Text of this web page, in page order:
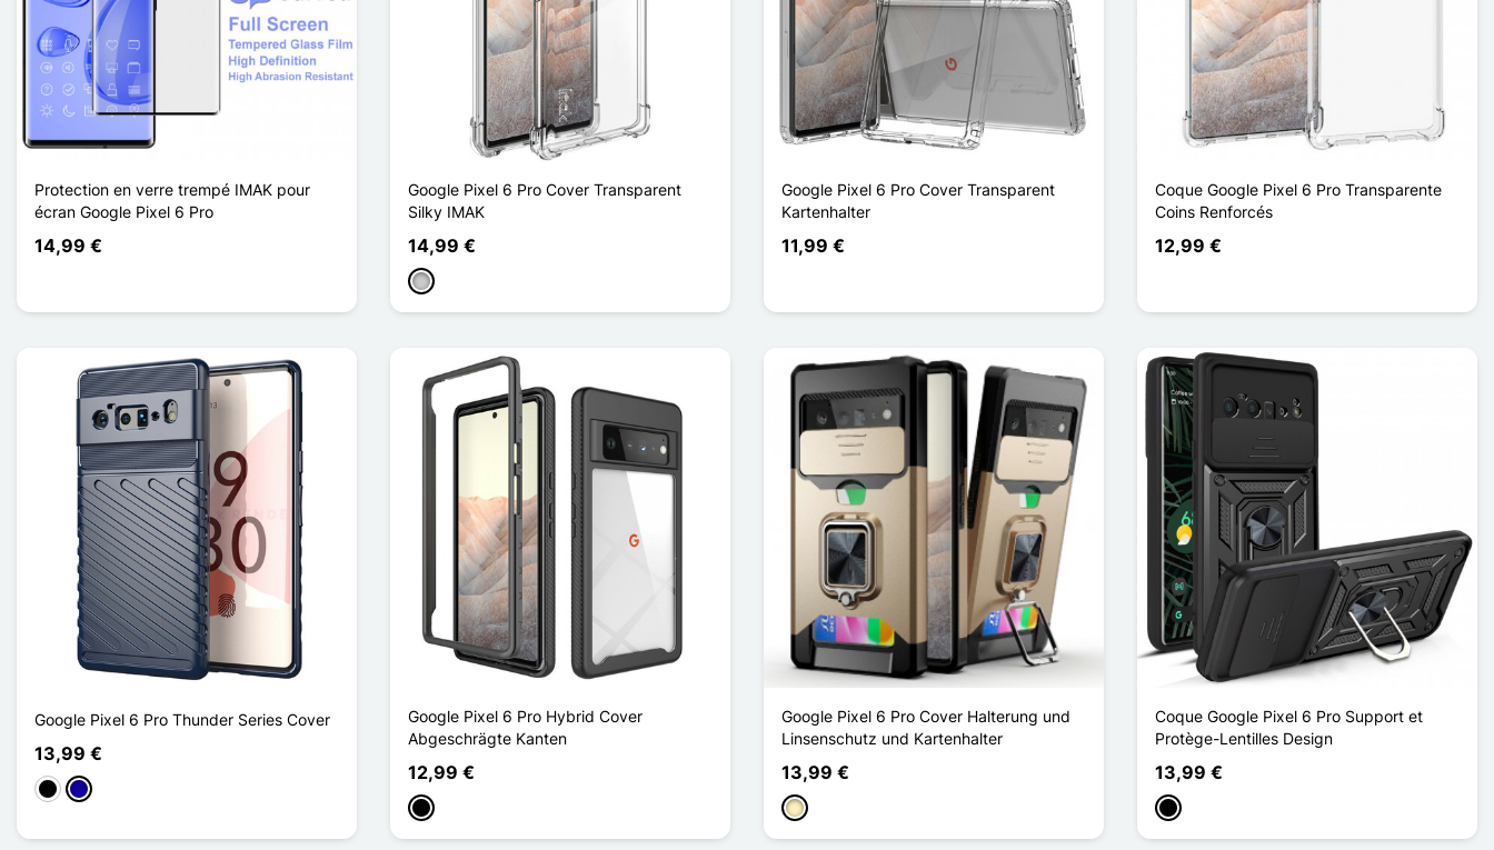
Protection en verre trempé IMAK pour
écran Google Pixel 6 Pro
14,99 €
Google Pixel 6 Pro Cover Transparent
Silky IMAK
14,99 €
Transparent
Google Pixel 6 Pro Cover Transparent
Kartenhalter
11,99 €
Coque Google Pixel 6 Pro Transparente
Coins Renforcés
12,99 €
Google Pixel 6 Pro Thunder Series Cover
13,99 €
SchwarzDunkelblau
Google Pixel 6 Pro Hybrid Cover
Abgeschrägte Kanten
12,99 €
Schwarz
Google Pixel 6 Pro Cover Halterung und
Linsenschutz und Kartenhalter
13,99 €
Golden
Coque Google Pixel 6 Pro Support et
Protège-Lentilles Design
13,99 €
Schwarz